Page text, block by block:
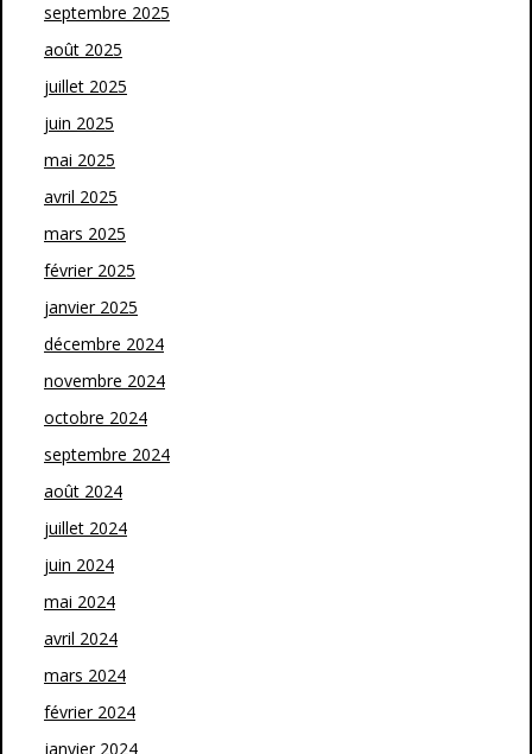
septembre 2025
août 2025
juillet 2025
juin 2025
mai 2025
avril 2025
mars 2025
février 2025
janvier 2025
décembre 2024
novembre 2024
octobre 2024
septembre 2024
août 2024
juillet 2024
juin 2024
mai 2024
avril 2024
mars 2024
février 2024
janvier 2024